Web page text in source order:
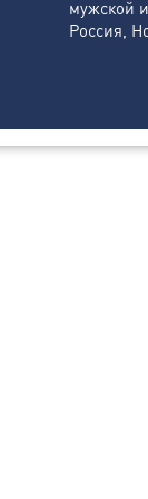
мужской
Россия,